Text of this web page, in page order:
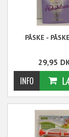
PÅSKE -
29,95